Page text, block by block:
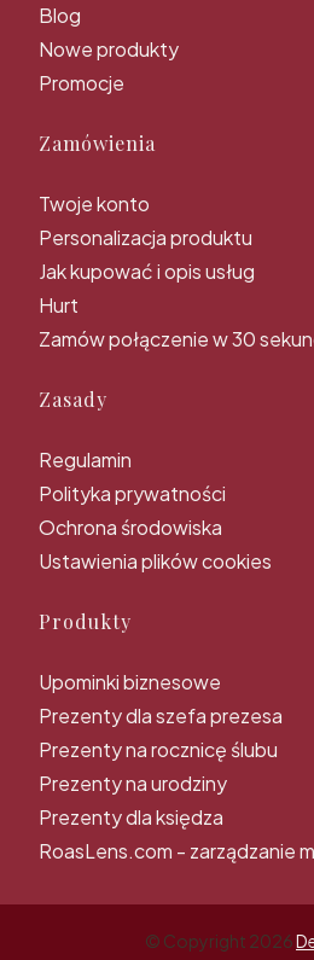
Blog
Nowe produkty
Promocje
Zamówienia
Twoje konto
Personalizacja produktu
Jak kupować i opis usług
Hurt
Zamów połączenie w 30
Zasady
Regulamin
Polityka prywatności
Ochrona środowiska
Ustawienia plików cookies
Produkty
Upominki biznesowe
Prezenty dla szefa prezesa
Prezenty na rocznicę ślubu
Prezenty na urodziny
Prezenty dla księdza
RoasLens.com - zarządzanie
© Copyright 2026